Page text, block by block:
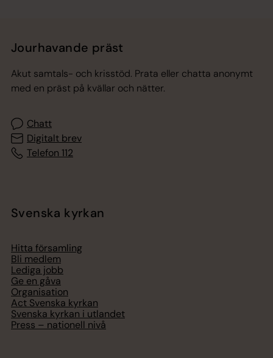
Jourhavande präst
Akut samtals- och krisstöd. Prata eller chatta anonymt
med en präst på kvällar och nätter.
Chatt
Digitalt brev
Telefon 112
Svenska kyrkan
Hitta församling
Bli medlem
Lediga jobb
Ge en gåva
Organisation
Act Svenska kyrkan
Svenska kyrkan i utlandet
Press – nationell nivå